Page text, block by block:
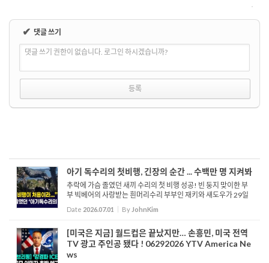
✔ 댓글 쓰기
댓글 쓰기 권한이 없습니다. 로그인 하시겠습니까?
아기 독수리의 첫비행, 긴장의 순간 ... 수백만 명 지켜봐
추락에 가슴 졸였던 새끼 수리의 첫 비행 성공! 빈 둥지 맞이한 부
부 빅베어의 사랑받는 흰머리수리 부부인 재키와 섀도우가 29일
새로운 경사를 맞이했습니다. 새끼 수리 루나가 처음으로 날아올
라 아빠인 섀도우가 ...
Date 2026.07.01 By JohnKim
[미국은 지금] 월드컵은 끝났지만… 손흥민, 미국 전역
TV 광고 주인공 됐다 ! 06292026 YTV America Ne
ws